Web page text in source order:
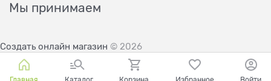
Мы принимаем
Создать онлайн магазин © 2026